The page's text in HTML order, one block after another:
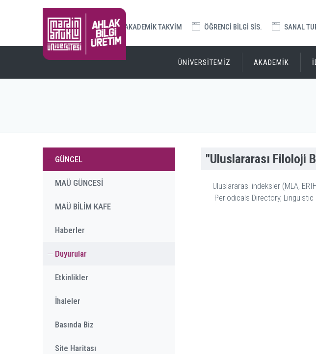
AKADEMİK TAKVİM ÖĞRENCİ BİLGİ SİS. SANAL
ÜNİVERSİTEMİZ AKADEMİK
"Uluslararası Filoloji
Uluslararası indeksler (MLA,
Periodicals Directory, Linguistic
GÜNCEL
MAÜ GÜNCESİ
MAÜ BİLİM KAFE
Haberler
Duyurular
Etkinlikler
İhaleler
Basında Biz
Site Haritası